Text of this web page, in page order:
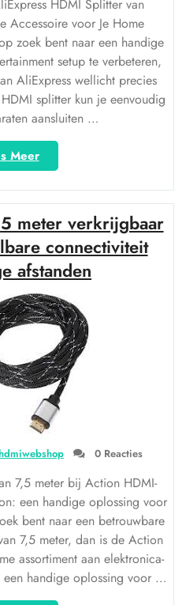
HDMI Splitter van
Accessoire voor Je Home
zoek bent naar een handige
setup te verbeteren,
AliExpress wellicht precies
splitter kun je eenvoudig
aansluiten …
Meer“Ontdek
de
Beste
HDMI
Splitters
op
AliExpress
voor
een
Verbeterde
Kijkervaring”
meter verkrijgbaar
connectiviteit
afstanden
0 Reacties
7,5 meter bij Action HDMI-
een handige oplossing voor
bent naar een betrouwbare
7,5 meter, dan is de Action
assortiment aan elektronica-
handige oplossing voor …